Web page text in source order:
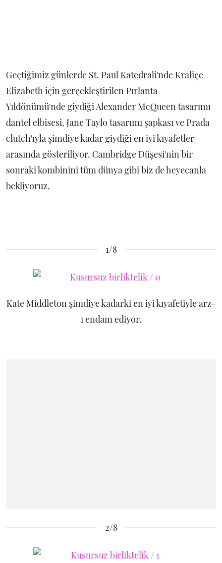
Geçtiğimiz günlerde St. Paul Katedrali'nde Kraliçe
Elizabeth için gerçekleştirilen Pırlanta
Yıldönümü'nde giydiği Alexander McQueen tasarımı
dantel elbisesi, Jane Taylo tasarımı şapkası ve Prada
clutch'ıyla şimdiye kadar giydiği en iyi kıyafetler
arasında gösteriliyor. Cambridge Düşesi'nin bir
sonraki kombinini tüm dünya gibi biz de heyecanla
bekliyoruz.
1/8
Kate Middleton şimdiye kadarki en iyi kıyafetiyle arz-
ı endam ediyor.
2/8